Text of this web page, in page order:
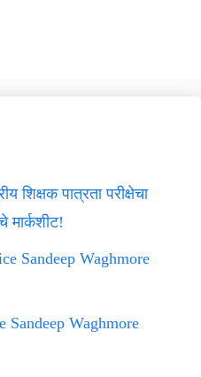
शिक्षक पात्रता परीक्षेचा
मार्कशीट!
Sandeep Waghmore
Sandeep Waghmore